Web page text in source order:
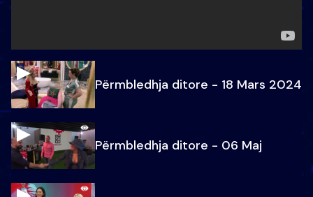
Përmbledhja ditore - 18 Mars 2024
Përmbledhja ditore - 06 Maj